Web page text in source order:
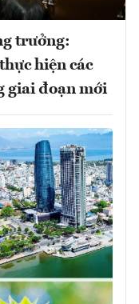
trưởng:
hiện các
giai đoạn mới